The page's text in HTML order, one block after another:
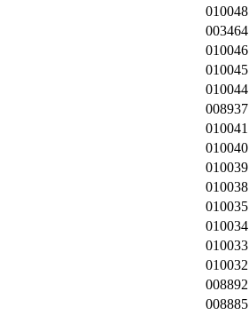
010048
003464
010046
010045
010044
008937
010041
010040
010039
010038
010035
010034
010033
010032
008892
008885